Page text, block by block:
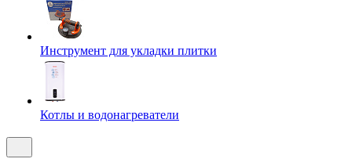
Инструмент для укладки плитки
Котлы и водонагреватели